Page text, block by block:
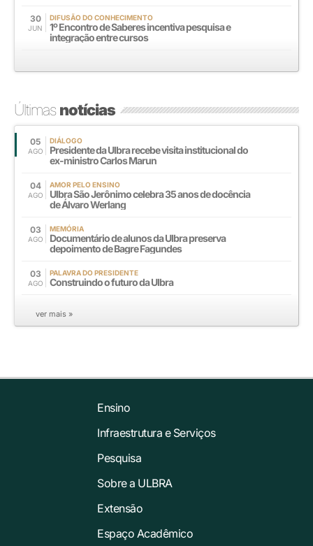
30
JUN
DIFUSÃO DO CONHECIMENTO
1º Encontro de Saberes incentiva pesquisa e
integração entre cursos
Últimasnotícias
05
AGO
DIÁLOGO
Presidente da Ulbra recebe visita institucional do
ex-ministro Carlos Marun
04
AGO
AMOR PELO ENSINO
Ulbra São Jerônimo celebra 35 anos de docência
de Álvaro Werlang
03
AGO
MEMÓRIA
Documentário de alunos da Ulbra preserva
depoimento de Bagre Fagundes
03
AGO
PALAVRA DO PRESIDENTE
Construindo o futuro da Ulbra
ver mais »
Ensino
Infraestrutura e Serviços
Pesquisa
Sobre a ULBRA
Extensão
Espaço Acadêmico